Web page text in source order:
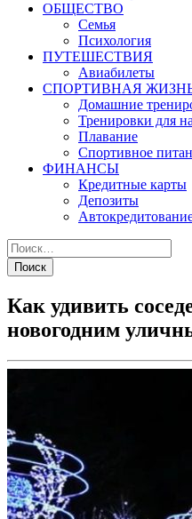
ОБЩЕСТВО
Семья
Психология
ПУТЕШЕСТВИЯ
Авиабилеты
СПОРТИВНАЯ
Домашние
Тренировки для
Плавание
Спортивное
ФИНАНСЫ
Кредитные карты
Депозиты
Как удивить
новогодним